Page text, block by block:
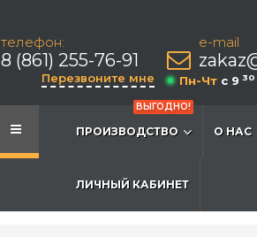
телефон:
8 (861) 255-76-91
Перезвоните мне
e-mail
Пн-Чт c 9 30
ВЫГОДНО!
ПРОИЗВОДСТВО О НАС
ЛИЧНЫЙ КАБИНЕТ